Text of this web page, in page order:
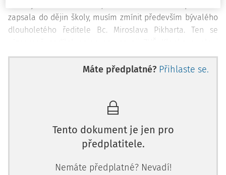
zapsala do dějin školy, musím zmínit především bývalého
dlouholetého ředitele Bc. Miroslava Pikharta. Ten se
základního uměleckého vzdělávání jako takového, neboť v
roce 1999 vznikla z jeho podnětu Asociace základních umě
Máte předplatné? Přihlaste se.
Tento dokument je jen pro
předplatitele.
Nemáte předplatné? Nevadí!